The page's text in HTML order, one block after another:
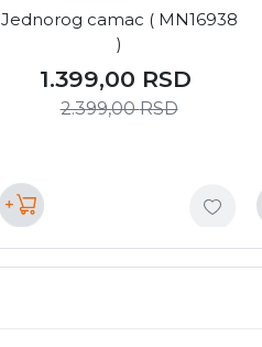
Jednorog camac ( MN16938
)
1.399,00 RSD
2.399,00RSD
+